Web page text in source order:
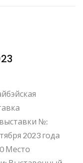
№:
2023 года
Место